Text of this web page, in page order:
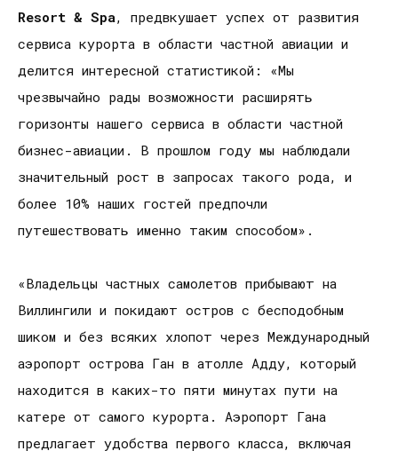
Resort & Spa, предвкушает успех от развития
сервиса курорта в области частной авиации и
делится интересной статистикой: «Мы
чрезвычайно рады возможности расширять
горизонты нашего сервиса в области частной
бизнес-авиации. В прошлом году мы наблюдали
значительный рост в запросах такого рода, и
более 10% наших гостей предпочли
путешествовать именно таким способом».
«Владельцы частных самолетов прибывают на
Виллингили и покидают остров с бесподобным
шиком и без всяких хлопот через Международный
аэропорт острова Ган в атолле Адду, который
находится в каких-то пяти минутах пути на
катере от самого курорта. Аэропорт Гана
предлагает удобства первого класса, включая